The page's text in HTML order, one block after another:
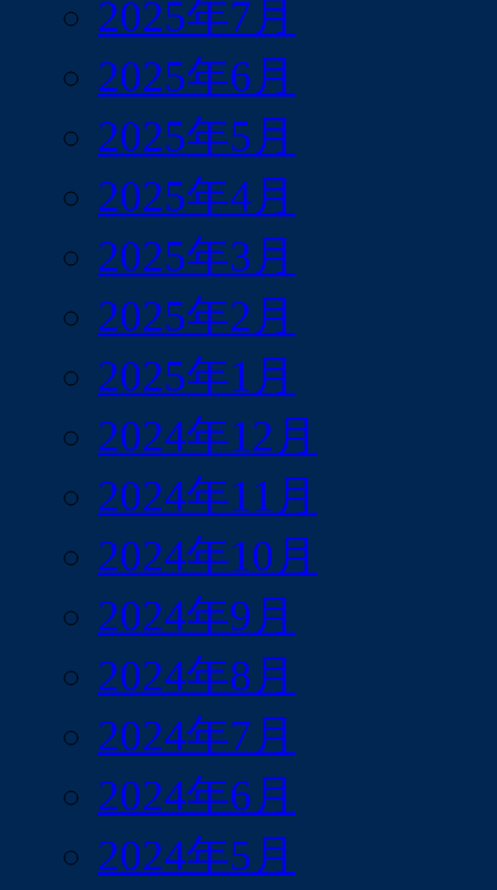
2025年7月
2025年6月
2025年5月
2025年4月
2025年3月
2025年2月
2025年1月
2024年12月
2024年11月
2024年10月
2024年9月
2024年8月
2024年7月
2024年6月
2024年5月